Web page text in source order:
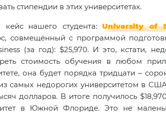
стипендии в этих университетах.
кейс нашего студента:University of
совмещённый с программой
(за год): $25,970. И это, кстати,
стоимость обучения в любом
она будет порядка тридцати –
самых недорогих университетом в
долларов. В итоге получилось
в Южной Флориде. Это не